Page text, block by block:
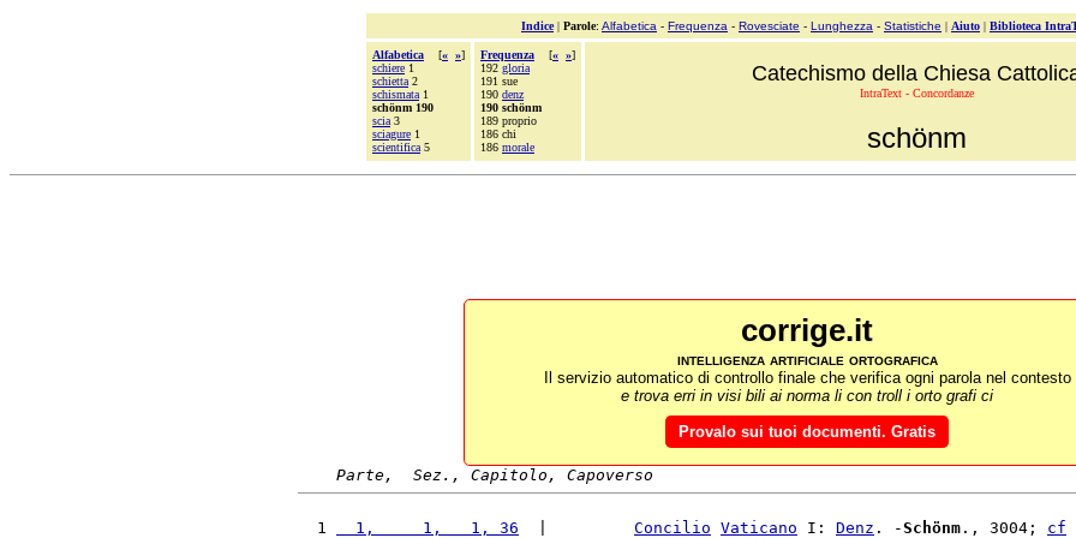
Indice| Parole: Alfabetica - Frequenza - Rovesciate - Lunghezza - Statistiche | Aiuto | Biblioteca
Alfabetica [« »]
schiere 1
schietta 2
schismata 1
schönm 190
scia 3
sciagure 1
scientifica 5
Frequenza [« »]
192 gloria
191 sue
190 denz
190 schönm
189 proprio
186 chi
186 morale
Catechismo della Chiesa
IntraText - Concordanze
schönm
corrige.it
intelligenza artificiale ortografica
Il servizio automatico di controllo finale che verifica ogni parola nel contesto
e trova erri in visi bili ai norma li con troll i orto grafi ci
Provalo sui tuoi documenti. Gratis
Parte,  Sez., Capitolo, Capoverso
  1
  1,     1,   1, 36
Concilio Vaticano I: Denz . -Schönm ., 3004; cf